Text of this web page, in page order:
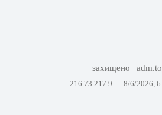
захищено
216.73.217.9 — 8/6/2026,